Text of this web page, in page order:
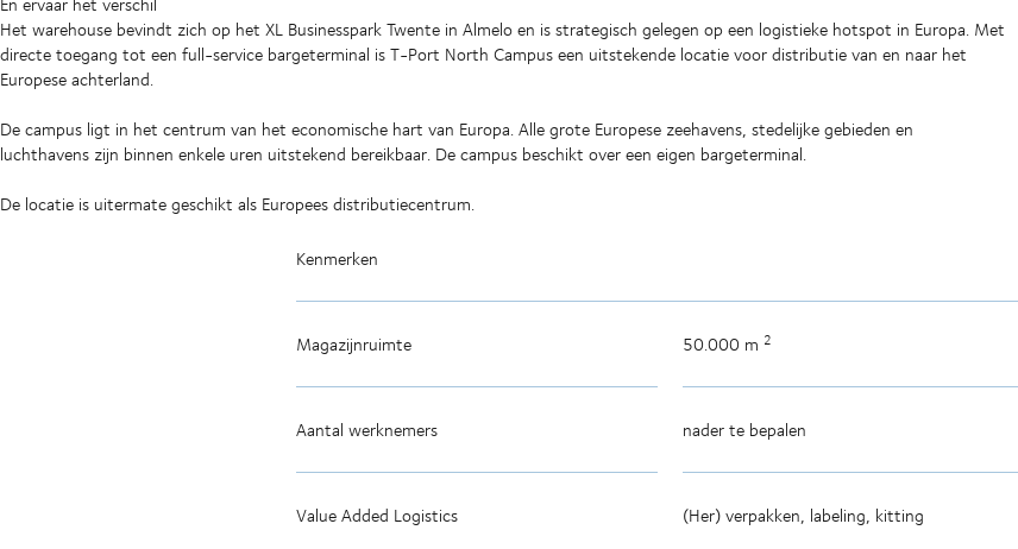
Het warehouse bevindt zich op het XL Businesspark Twente in Almelo en is strategisch gelegen op een logistieke hotspot in Europa. Met
directe toegang tot een full-service bargeterminal is T-Port North Campus een uitstekende locatie voor distributie van en naar het
Europese achterland.
De campus ligt in het centrum van het economische hart van Europa. Alle grote Europese zeehavens, stedelijke gebieden en
luchthavens zijn binnen enkele uren uitstekend bereikbaar. De campus beschikt over een eigen bargeterminal.
De locatie is uitermate geschikt als Europees distributiecentrum.
Kenmerken
Magazijnruimte 50.000 m 2
Aantal werknemers nader te bepalen
Value Added Logistics (Her) verpakken, labeling, kitting